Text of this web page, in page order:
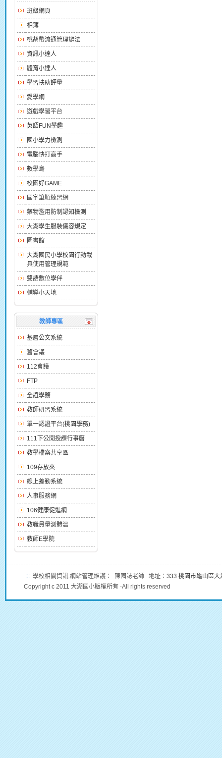
班級網頁
相簿
桃胡幣流通管理辦法
資訊小達人
體育小達人
學習扶助評量
愛學網
遊戲學習平台
英語FUN學趣
國小學力檢測
電腦快打高手
數學島
校園好GAME
國字筆順練習網
藥物濫用防制認知檢測
大湖學生服裝儀容規定
圖書館
大湖國民小學校園行動載
具使用管理規範
雙語數位學伴
輔導小天地
教師專區
基層公文系統
舊會議
112會議
FTP
全誼學務
教師研習系統
單一認證平台(桃園學務)
111下公開授課行事曆
教學檔案共享區
109存放夾
線上差勤系統
人事服務網
106健康促進網
教職員量測體溫
教師E學院
::: 學校相關資訊:網站管理維護： 陳國誌老師 地址： 333 桃園市龜山區
Copyright c 2011 大湖國小版權所有 -All rights reserved